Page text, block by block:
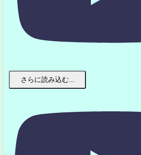
さらに読み込む...